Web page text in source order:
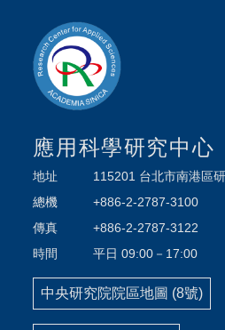
應用科學研究中心
地址
115201 台北市南港區
總機
+886-2-2787-3100
傳真
+886-2-2787-3122
時間
平日 09:00－17:00
中央研究院院區地圖 (8號)